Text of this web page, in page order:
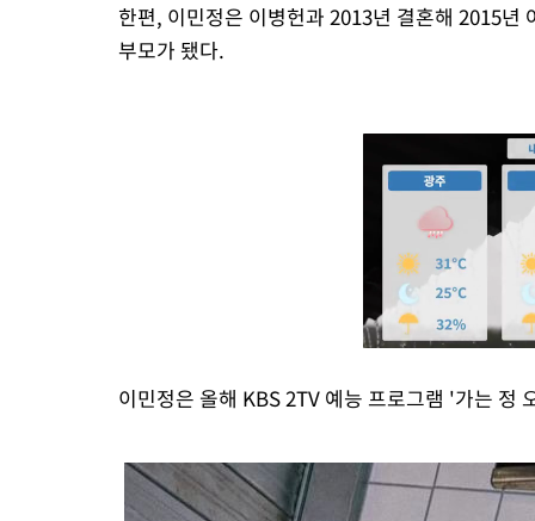
한편, 이민정은 이병헌과 2013년 결혼해 2015
부모가 됐다.
이민정은 올해 KBS 2TV 예능 프로그램 '가는 정